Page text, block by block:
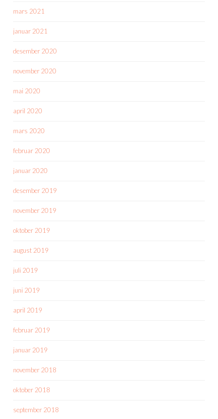
mars 2021
januar 2021
desember 2020
november 2020
mai 2020
april 2020
mars 2020
februar 2020
januar 2020
desember 2019
november 2019
oktober 2019
august 2019
juli 2019
juni 2019
april 2019
februar 2019
januar 2019
november 2018
oktober 2018
september 2018